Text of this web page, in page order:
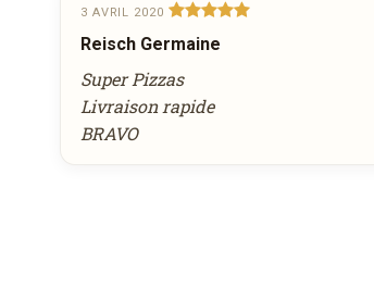
3 AVRIL 2020
Reisch Germaine
Super Pizzas
Livraison rapide
BRAVO